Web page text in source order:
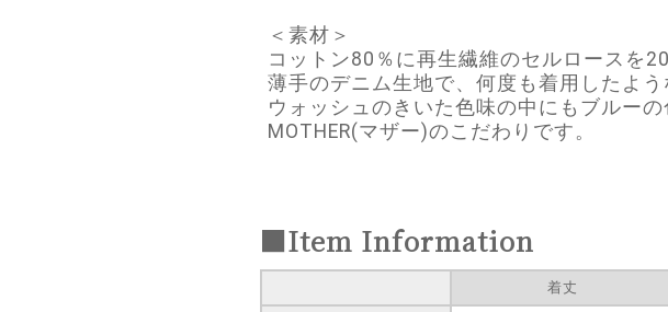
＜素材＞
コットン80％に再生繊維のセルロースを
薄手のデニム生地で、何度も着用したよ
ウォッシュのきいた色味の中にもブルー
MOTHER(マザー)のこだわりです。
■Item Information
着丈